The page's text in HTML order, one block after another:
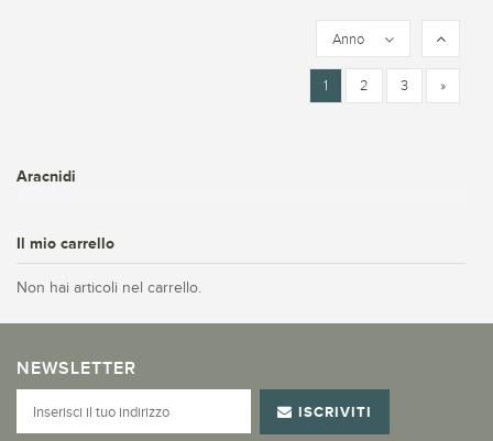
Anno
1 2 3 »
Aracnidi
Il mio carrello
Non hai articoli nel carrello.
NEWSLETTER
ISCRIVITI